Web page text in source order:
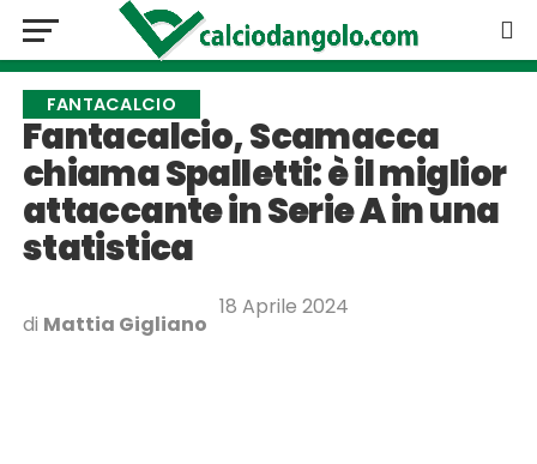
FANTACALCIO
Fantacalcio, Scamacca
chiama Spalletti: è il miglior
attaccante in Serie A in una
statistica
di Mattia Gigliano
18 Aprile 2024